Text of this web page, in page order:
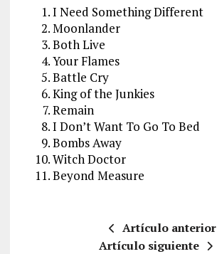
I Need Something Different
Moonlander
Both Live
Your Flames
Battle Cry
King of the Junkies
Remain
I Don’t Want To Go To Bed
Bombs Away
Witch Doctor
Beyond Measure
Artículo anterior
Artículo siguiente